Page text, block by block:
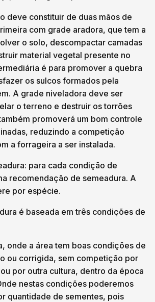
deve constituir de duas mãos de
com grade aradora, que tem a
o solo, descompactar camadas
material vegetal presente no
é para promover a quebra
os sulcos formados pela
A grade niveladora deve ser
o terreno e destruir os torrões
promoverá um bom controle
reduzindo a competição
a forrageira a ser instalada.
para cada condição de
recomendação de semeadura. A
por espécie.
é baseada em três condições de
onde a área tem boas condições de
ou corrigida, sem competição por
por outra cultura, dentro da época
nestas condições poderemos
quantidade de sementes, pois